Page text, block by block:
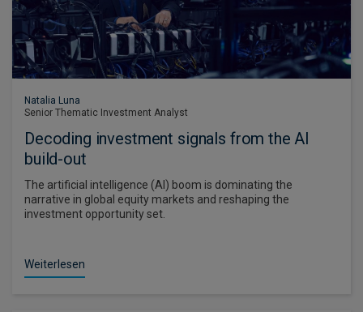
Natalia Luna
Senior Thematic Investment Analyst
Decoding investment signals from the AI
build-out
The artificial intelligence (AI) boom is dominating the
narrative in global equity markets and reshaping the
investment opportunity set.
Weiterlesen